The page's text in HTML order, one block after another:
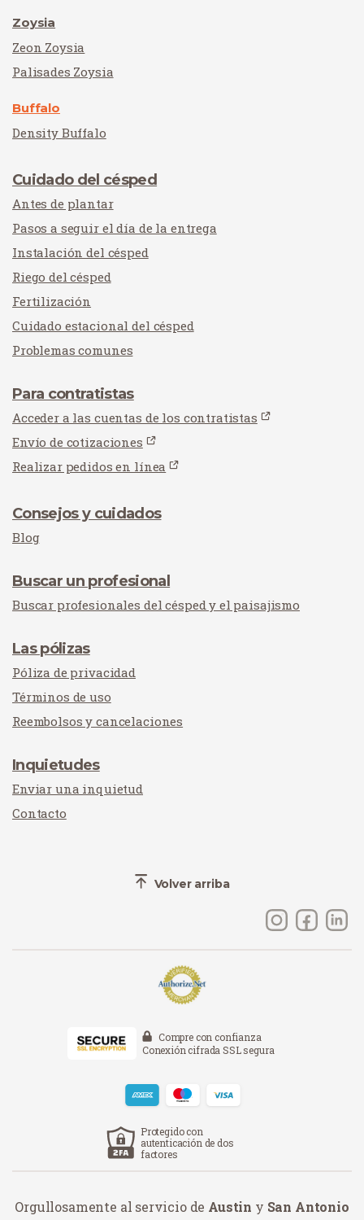
Zoysia
Zeon Zoysia
Palisades Zoysia
Buffalo
Density Buffalo
Cuidado del césped
Antes de plantar
Pasos a seguir el día de la entrega
Instalación del césped
Riego del césped
Fertilización
Cuidado estacional del césped
Problemas comunes
Para contratistas
Acceder a las cuentas de los contratistas
Envío de cotizaciones
Realizar pedidos en línea
Consejos y cuidados
Blog
Buscar un profesional
Buscar profesionales del césped y el paisajismo
Las pólizas
Póliza de privacidad
Términos de uso
Reembolsos y cancelaciones
Inquietudes
Enviar una inquietud
Contacto
Volver arriba
Compre con confianza
Conexión cifrada SSL segura
Protegido con
autenticación de dos
factores
Orgullosamente al servicio de Austin y San Antonio